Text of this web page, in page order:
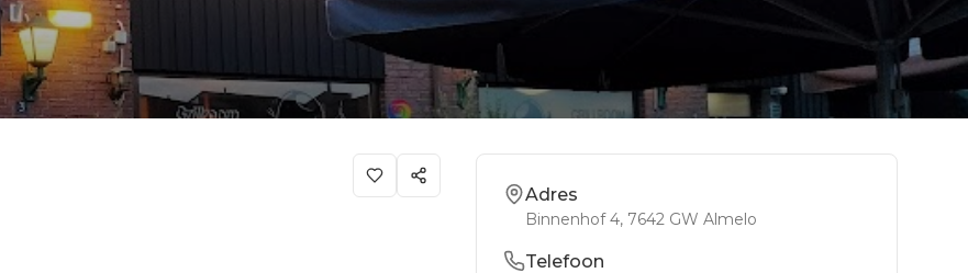
Adres
Binnenhof 4, 7642 GW Almelo
Telefoon